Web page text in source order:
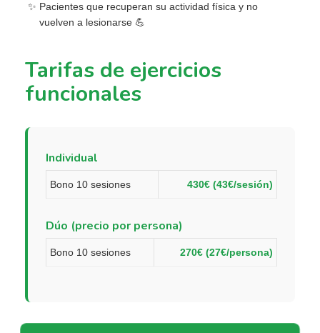
Pacientes que recuperan su actividad física y no
vuelven a lesionarse 💪
Tarifas de ejercicios
funcionales
Individual
Bono 10 sesiones 430€ (43€/sesión)
Dúo (precio por persona)
Bono 10 sesiones 270€ (27€/persona)